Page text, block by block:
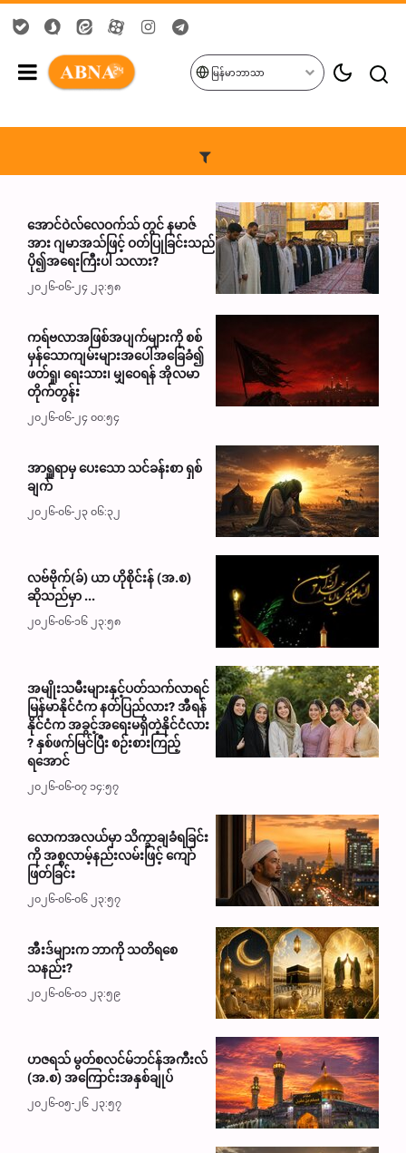
မြန်မာဘာသာ
အောင်ဝဲလ်လေဝက်သ် တွင် နမာဇ်
အား ဂျမာအသ်ဖြင့် ဝတ်ပြုခြင်းသည်
ပို၍အရေးကြီးပါ သလား?
၂၀၂၆-၀၆-၂၄ ၂၃:၅၈
ကရ်ဗလာအဖြစ်အပျက်များကို စစ်
မှန်သောကျမ်းများအပေါ်အခြေခံ၍
ဖတ်ရှု၊ ရေးသား၊ မျှဝေရန် အိုလမာ
တိုက်တွန်း
၂၀၂၆-၀၆-၂၄ ၀၀:၅၄
အာရှူရာမှ ပေးသော သင်ခန်းစာ ရှစ်
ချက်
၂၀၂၆-၀၆-၂၃ ၀၆:၃၂
လဗ်ဗိုက်(ခ်) ယာ ဟိုစိုင်းန် (အ.စ)
ဆိုသည်မှာ ...
၂၀၂၆-၀၆-၁၆ ၂၃:၅၈
အမျိုးသမီးများနှင့်ပတ်သက်လာရင်
မြန်မာနိုင်ငံက နတ်ပြည်လား? အီရန်
နိုင်ငံက အခွင့်အရေးမရှိတဲ့နိုင်ငံလား
? နှစ်ဖက်မြင်ပြီး စဉ်းစားကြည့်
ရအောင်
၂၀၂၆-၀၆-၀၇ ၁၄:၅၇
လောကအလယ်မှာ သိက္ခာချခံရခြင်း
ကို အစ္စလာမ့်နည်းလမ်းဖြင့် ကျော်
ဖြတ်ခြင်း
၂၀၂၆-၀၆-၀၆ ၂၃:၅၇
အီးဒ်များက ဘာကို သတိရစေ
သနည်း?
၂၀၂၆-၀၆-၀၁ ၂၃:၅၉
ဟဇရသ် မွတ်စလင်မ်ဘင်န်အကီးလ်
(အ.စ) အကြောင်းအနှစ်ချုပ်
၂၀၂၆-၀၅-၂၆ ၂၃:၅၇